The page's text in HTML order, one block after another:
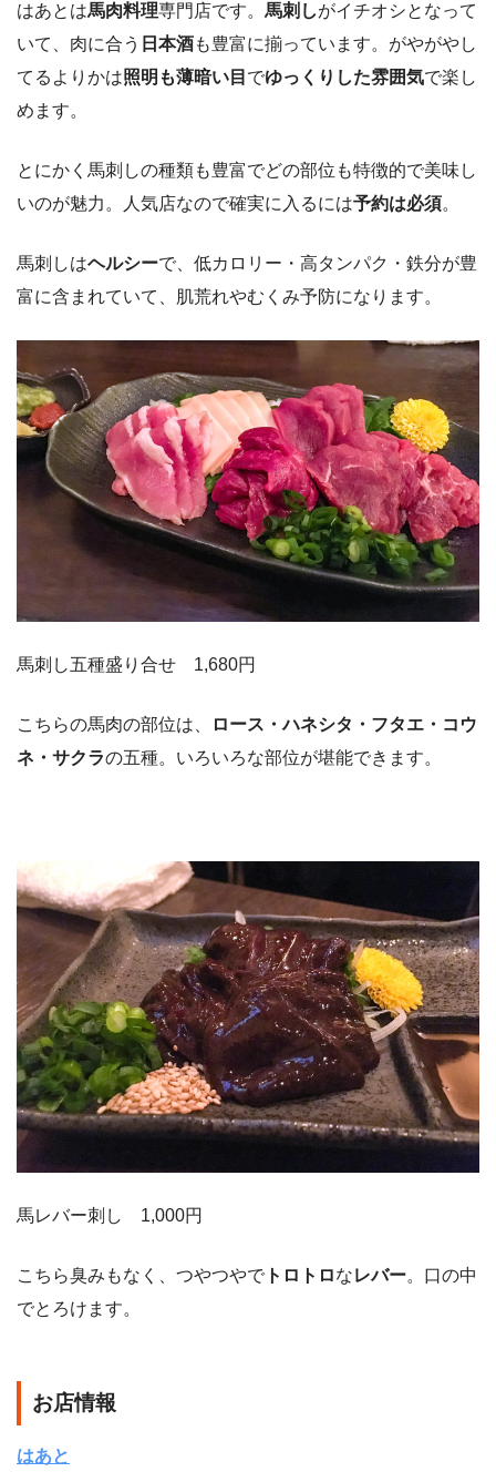
はあとは馬肉料理専門店です。 馬刺しがイチオシとなって
いて、肉に合う 日本酒も豊富に揃っています。がやがやし
てるよりかは照明も薄暗い目 でゆっくりした雰囲気で楽し
めます。
とにかく馬刺しの種類も豊富でどの部位も特徴的で美味し
いのが魅力。人気店なので確実に入るには予約は必須。
馬刺しはヘルシーで、低カロリー・高タンパク・鉄分が豊
富に含まれていて、肌荒れやむくみ予防になります。
馬刺し五種盛り合せ 1,680円
こちらの馬肉の部位は、
ロース・ハネシタ・フタエ・コウ
ネ・サクラの五種。いろいろな部位が堪能できます。
馬レバー刺し 1,000円
こちら臭みもなく、つやつやで トロトロなレバー。口の中
でとろけます。
お店情報
はあと